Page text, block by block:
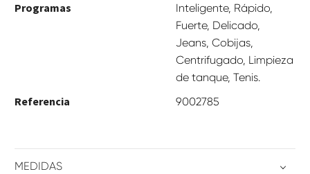
Programas
Inteligente, Rápido,
Fuerte, Delicado,
Jeans, Cobijas,
Centrifugado, Limpieza
de tanque, Tenis.
Referencia 9002785
MEDIDAS